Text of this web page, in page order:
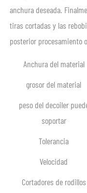
anchura deseada.
tiras cortadas y las
posterior procesamiento
Anchura del material
grosor del material
peso del decoiler
soportar
Tolerancia
Velocidad
Cortadores de rodillos